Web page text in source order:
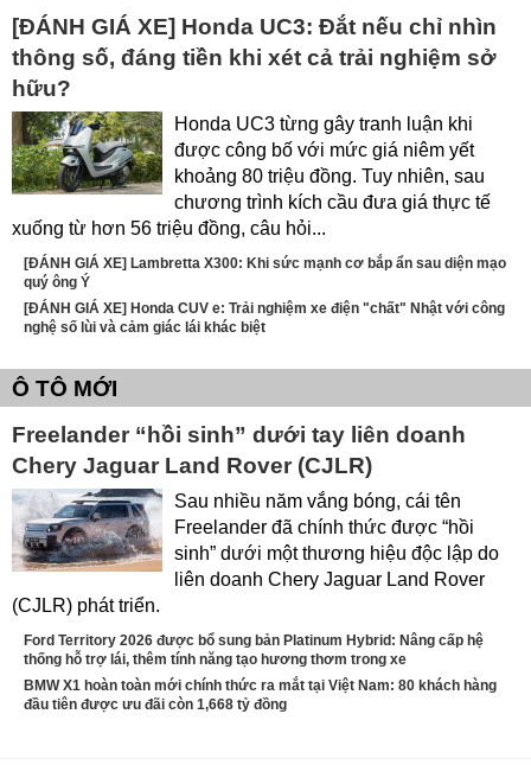
[ĐÁNH GIÁ XE] Honda UC3: Đắt nếu chỉ nhìn
thông số, đáng tiền khi xét cả trải nghiệm sở
hữu?
Honda UC3 từng gây tranh luận khi
được công bố với mức giá niêm yết
khoảng 80 triệu đồng. Tuy nhiên, sau
chương trình kích cầu đưa giá thực tế
xuống từ hơn 56 triệu đồng, câu hỏi...
[ĐÁNH GIÁ XE] Lambretta X300: Khi sức mạnh cơ bắp ẩn sau diện mạo
quý ông Ý
[ĐÁNH GIÁ XE] Honda CUV e: Trải nghiệm xe điện "chất" Nhật với công
nghệ số lùi và cảm giác lái khác biệt
Ô TÔ MỚI
Freelander “hồi sinh” dưới tay liên doanh
Chery Jaguar Land Rover (CJLR)
Sau nhiều năm vắng bóng, cái tên
Freelander đã chính thức được “hồi
sinh” dưới một thương hiệu độc lập do
liên doanh Chery Jaguar Land Rover
(CJLR) phát triển.
Ford Territory 2026 được bổ sung bản Platinum Hybrid: Nâng cấp hệ
thống hỗ trợ lái, thêm tính năng tạo hương thơm trong xe
BMW X1 hoàn toàn mới chính thức ra mắt tại Việt Nam: 80 khách hàng
đầu tiên được ưu đãi còn 1,668 tỷ đồng